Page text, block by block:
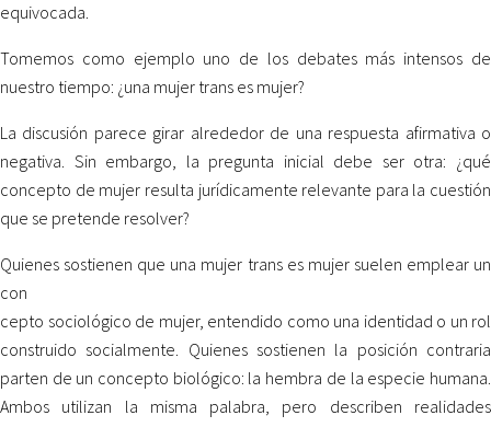
equivocada.
Tomemos como ejemplo uno de los debates más intensos de
nuestro tiempo: ¿una mujer trans es mujer?
La discusión parece girar alrededor de una respuesta afirmativa o
negativa. Sin embargo, la pregunta inicial debe ser otra: ¿qué
concepto de mujer resulta jurídicamente relevante para la cuestión
que se pretende resolver?
Quienes sostienen que una mujer trans es mujer suelen emplear un
con
cepto sociológico de mujer, entendido como una identidad o un rol
construido socialmente. Quienes sostienen la posición contraria
parten de un concepto biológico: la hembra de la especie humana.
Ambos utilizan la misma palabra, pero describen realidades